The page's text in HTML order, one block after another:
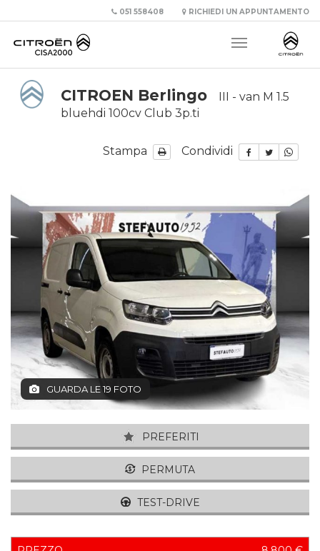
051 558408 RICHIEDI UN APPUNTAMENTO
CITROEN Berlingo
III - van M 1.5
bluehdi 100cv Club 3p.ti
Stampa Condividi
GUARDA LE 19 FOTO
PREFERITI
PERMUTA
TEST-DRIVE